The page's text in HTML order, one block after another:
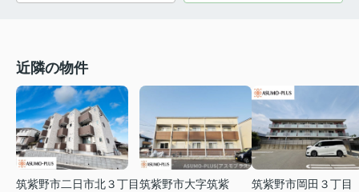
近隣の物件
筑紫野市二日市北３丁目筑紫野市大字筑紫
筑紫野市岡田３丁目